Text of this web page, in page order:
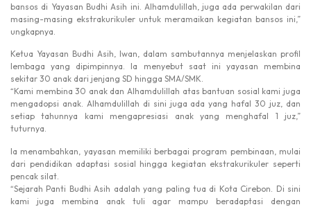
bansos di Yayasan Budhi Asih ini. Alhamdulillah, juga ada perwakilan dari
masing-masing ekstrakurikuler untuk meramaikan kegiatan bansos ini,”
ungkapnya.
Ketua Yayasan Budhi Asih, Iwan, dalam sambutannya menjelaskan profil
lembaga yang dipimpinnya. Ia menyebut saat ini yayasan membina
sekitar 30 anak dari jenjang SD hingga SMA/SMK.
“Kami membina 30 anak dan Alhamdulillah atas bantuan sosial kami juga
mengadopsi anak. Alhamdulillah di sini juga ada yang hafal 30 juz, dan
setiap tahunnya kami mengapresiasi anak yang menghafal 1 juz,”
tuturnya.
Ia menambahkan, yayasan memiliki berbagai program pembinaan, mulai
dari pendidikan adaptasi sosial hingga kegiatan ekstrakurikuler seperti
pencak silat.
“Sejarah Panti Budhi Asih adalah yang paling tua di Kota Cirebon. Di sini
kami juga membina anak tuli agar mampu beradaptasi dengan